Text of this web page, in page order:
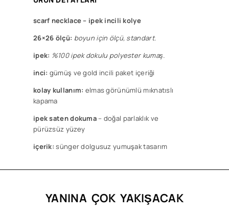
scarf necklace – ipek incili kolye
26×26 ölçü: boyun için ölçü, standart.
ipek: %100 ipek dokulu polyester kumaş.
inci: gümüş ve gold incili paket içeriği
kolay kullanım: elmas görünümlü mıknatıslı
kapama
ipek saten dokuma– doğal parlaklık ve
pürüzsüz yüzey
içerik: sünger dolgusuz yumuşak tasarım
YANINA ÇOK YAKIŞACAK